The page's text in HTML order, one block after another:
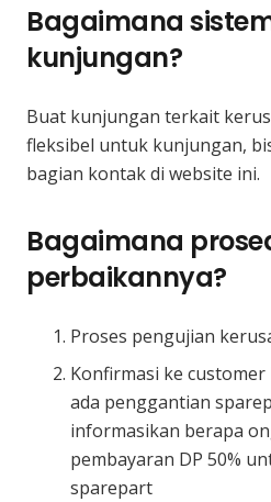
Bagaimana
kunjungan?
Buat kunjungan terkait
fleksibel untuk kunjungan,
bagian kontak di website ini.
Bagaimana
perbaikannya?
Proses pengujian
Konfirmasi ke
ada penggantian
informasikan berapa
pembayaran DP 50%
sparepart